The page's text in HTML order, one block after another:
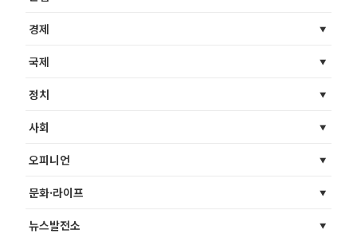
경제
국제
정치
사회
오피니언
문화·라이프
뉴스발전소